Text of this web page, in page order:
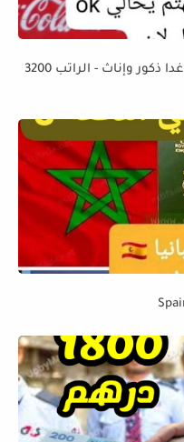
لي بغا يخدم في شركة كوك كولا من غدا ذكور وإناث - الراتب 3200